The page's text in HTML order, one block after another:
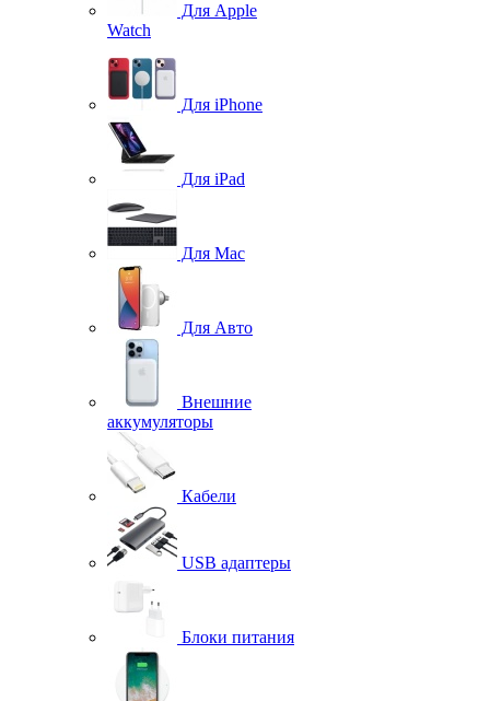
Для Apple
Watch
Для iPhone
Для iPad
Для Mac
Для Авто
Внешние
аккумуляторы
Кабели
USB адаптеры
Блоки питания